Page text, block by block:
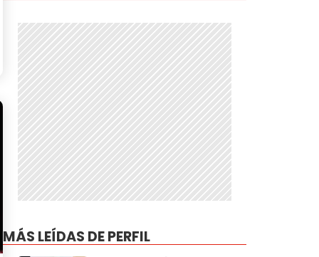
MÁS LEÍDAS DE PERFIL